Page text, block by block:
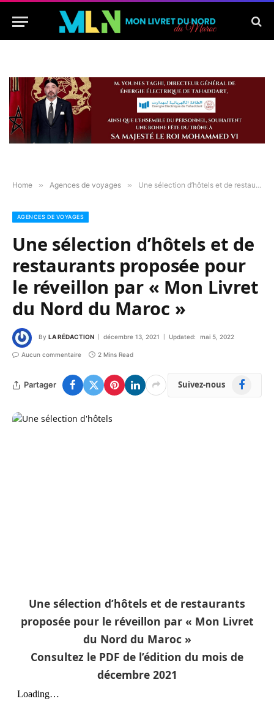
Home » Agences de voyages » Une sélection d’hôtels et de restaurants proposée pour le réveillon par « Mon Livret du Nord du Maroc »
AGENCES DE VOYAGES
Une sélection d’hôtels et de
restaurants proposée pour
le réveillon par « Mon Livret
du Nord du Maroc »
By LA RÉDACTION décembre 13, 2021 Updated: mai 5, 2022
Aucun commentaire 2 Mins Read
Partager Suivez-nous Facebook
Une sélection d’hôtels et de restaurants
proposée pour le réveillon par « Mon Livret
du Nord du Maroc »
Consultez le PDF de l’édition du mois de
décembre 2021